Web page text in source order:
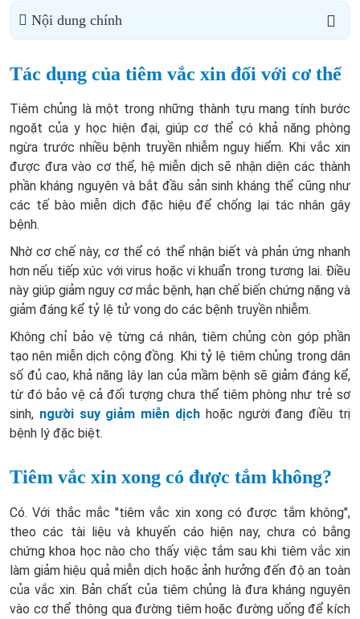
Nội dung chính
Tác dụng của tiêm vắc xin đối với cơ thể
Tiêm chủng là một trong những thành tựu mang tính bước
ngoặt của y học hiện đại, giúp cơ thể có khả năng phòng
ngừa trước nhiều bệnh truyền nhiễm nguy hiểm. Khi vắc xin
được đưa vào cơ thể, hệ miễn dịch sẽ nhận diện các thành
phần kháng nguyên và bắt đầu sản sinh kháng thể cũng như
các tế bào miễn dịch đặc hiệu để chống lại tác nhân gây
bệnh.
Nhờ cơ chế này, cơ thể có thể nhận biết và phản ứng nhanh
hơn nếu tiếp xúc với virus hoặc vi khuẩn trong tương lai. Điều
này giúp giảm nguy cơ mắc bệnh, hạn chế biến chứng nặng và
giảm đáng kể tỷ lệ tử vong do các bệnh truyền nhiễm.
Không chỉ bảo vệ từng cá nhân, tiêm chủng còn góp phần
tạo nên miễn dịch cộng đồng. Khi tỷ lệ tiêm chủng trong dân
số đủ cao, khả năng lây lan của mầm bệnh sẽ giảm đáng kể,
từ đó bảo vệ cả đối tượng chưa thể tiêm phòng như trẻ sơ
sinh, người suy giảm miễn dịch hoặc người đang điều trị
bệnh lý đặc biệt.
Tiêm vắc xin xong có được tắm không?
Có. Với thắc mắc "tiêm vắc xin xong có được tắm không",
theo các tài liệu và khuyến cáo hiện nay, chưa có bằng
chứng khoa học nào cho thấy việc tắm sau khi tiêm vắc xin
làm giảm hiệu quả miễn dịch hoặc ảnh hưởng đến độ an toàn
của vắc xin. Bản chất của tiêm chủng là đưa kháng nguyên
vào cơ thể thông qua đường tiêm hoặc đường uống để kích